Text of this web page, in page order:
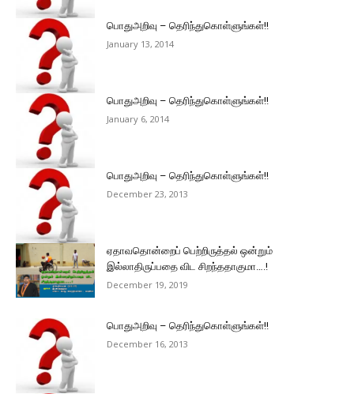
பொதுஅறிவு – தெரிந்துகொள்ளுங்கள்!!
January 13, 2014
பொதுஅறிவு – தெரிந்துகொள்ளுங்கள்!!
January 6, 2014
பொதுஅறிவு – தெரிந்துகொள்ளுங்கள்!!
December 23, 2013
ஏதாவதொன்றைப் பெற்றிருத்தல் ஒன்றும்
இல்லாதிருப்பதை விட சிறந்ததாகுமா….!
December 19, 2019
பொதுஅறிவு – தெரிந்துகொள்ளுங்கள்!!
December 16, 2013